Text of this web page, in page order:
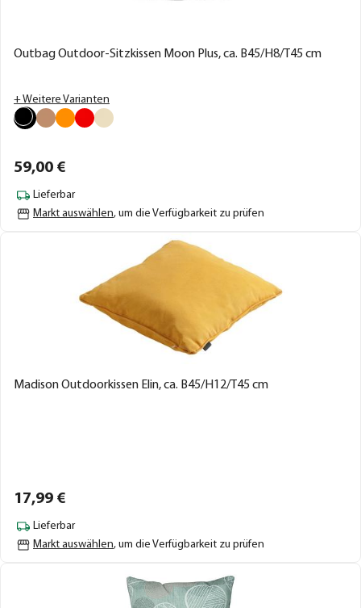
Outbag Outdoor-Sitzkissen Moon Plus, ca. B45/H8/T45 cm
+ Weitere Varianten
59,00 €
Lieferbar
Markt auswählen, um die Verfügbarkeit zu prüfen
Madison Outdoorkissen Elin, ca. B45/H12/T45 cm
17,99 €
Lieferbar
Markt auswählen, um die Verfügbarkeit zu prüfen